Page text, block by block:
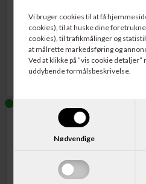
Vi bruger cookies til at få
cookies), til at huske dine
cookies), til trafikmålinger og
at målrette markedsføring og
Ved at klikke på ”vis cookie
uddybende formålsbeskrivelse.
Nødvendige
Lexmark 20N2XC0
Tonerkassette Retur-Program Cyan
6.700 sider
2.489,00 DKK